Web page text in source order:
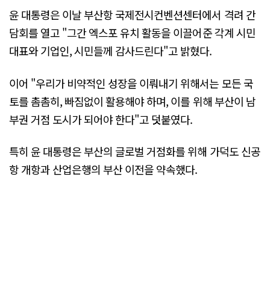
윤 대통령은 이날 부산항 국제전시컨벤션센터에서 격려 간
담회를 열고 "그간 엑스포 유치 활동을 이끌어준 각계 시민
대표와 기업인, 시민들께 감사드린다"고 밝혔다.
이어 "우리가 비약적인 성장을 이뤄내기 위해서는 모든 국
토를 촘촘히, 빠짐없이 활용해야 하며, 이를 위해 부산이 남
부권 거점 도시가 되어야 한다"고 덧붙였다.
특히 윤 대통령은 부산의 글로벌 거점화를 위해 가덕도 신공
항 개항과 산업은행의 부산 이전을 약속했다.